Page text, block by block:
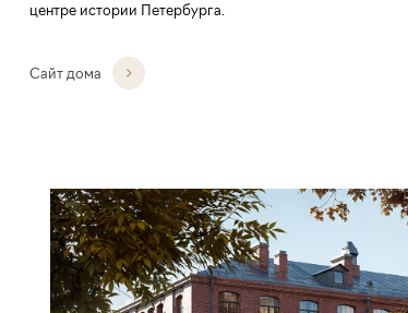
центре истории Петербурга.
Сайт дома